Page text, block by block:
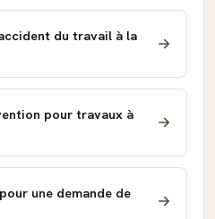
du travail à la
pour travaux à
une demande de